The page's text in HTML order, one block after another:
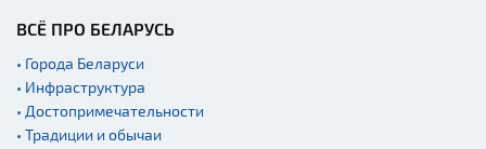
ВСЁ ПРО БЕЛАРУСЬ
• Города Беларуси
• Инфраструктура
• Достопримечательности
• Традиции и обычаи